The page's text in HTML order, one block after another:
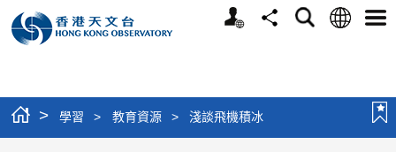
個
分
搜
語
選
> 學習 > 教育資源 > 淺談飛機積冰